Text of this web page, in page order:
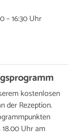
– 16:30 Uhr
kostenlosen
der Rezeption.
Uhr am